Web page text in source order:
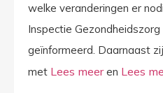
welke veranderingen er
Inspectie Gezondheidszorg
geïnformeerd. Daarnaast
met
en